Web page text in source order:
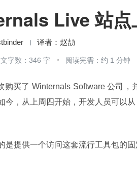
Live 站点
赵劼
字数：346 字 阅读完需：约 1 分钟
购买了 Winternals Software 公司
今，从上周四开始，开发人员可以从
是提供一个访问这套流行工具包的